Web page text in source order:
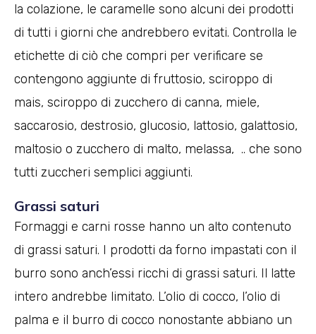
la colazione, le caramelle sono alcuni dei prodotti
di tutti i giorni che andrebbero evitati. Controlla le
etichette di ciò che compri per verificare se
contengono aggiunte di fruttosio, sciroppo di
mais, sciroppo di zucchero di canna, miele,
saccarosio, destrosio, glucosio, lattosio, galattosio,
maltosio o zucchero di malto, melassa, .. che sono
tutti zuccheri semplici aggiunti.
Grassi saturi
Formaggi e carni rosse hanno un alto contenuto
di grassi saturi. I prodotti da forno impastati con il
burro sono anch’essi ricchi di grassi saturi. Il latte
intero andrebbe limitato. L’olio di cocco, l’olio di
palma e il burro di cocco nonostante abbiano un